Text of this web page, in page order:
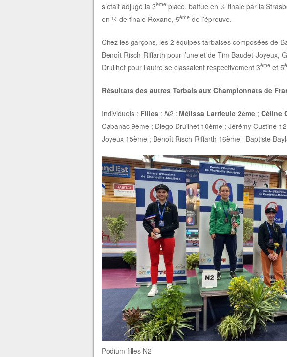
s’était adjugé la 3èmeplace, battue en ½ finale par la
en ¼ de finale Roxane, 5èmede l’épreuve.
Chez les garçons, les 2 équipes tarbaises composées de
Benoît Risch-Riffarth pour l’une et de Tim Baudet-Joyeux,
Druilhet pour l’autre se classaient respectivement 3èmeet 5
Résultats des autres Tarbais aux Championnats de
Individuels : Filles: N2: Mélissa Larrieule 2ème; Céline
Cabanac 9ème ; Diego Druilhet 10ème ; Jérémy Custine
Joyeux 15ème ; Benoît Risch-Riffarth 16ème ; Baptiste
Podium filles N2